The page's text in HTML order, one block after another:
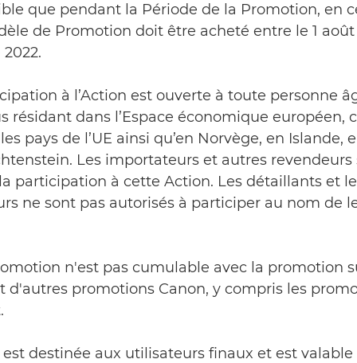
que pendant la Période de la Promotion, en
de Promotion doit être acheté entre le 1 août
à l’Action est ouverte à toute personne
résidant dans l’Espace économique européen,
pays de l’UE ainsi qu’en Norvège, en Islande,
Les importateurs et autres revendeurs
participation à cette Action. Les détaillants et
ne sont pas autorisés à participer au nom de
n'est pas cumulable avec la promotion
d'autres promotions Canon, y compris les
est destinée aux utilisateurs finaux et est valable